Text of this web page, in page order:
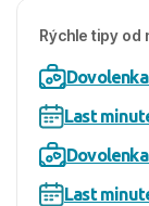
Rýchle tipy od
Last
Last